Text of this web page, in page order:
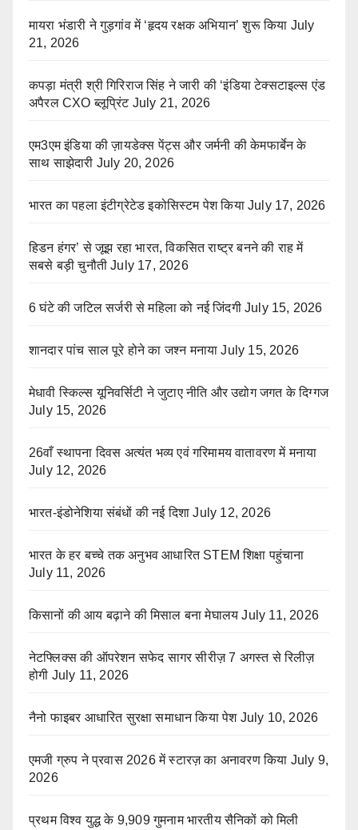
मायरा भंडारी ने गुड़गांव में ‘हृदय रक्षक अभियान’ शुरू किया July
21, 2026
कपड़ा मंत्री श्री गिरिराज सिंह ने जारी की ‘इंडिया टेक्सटाइल्स एंड
अपैरल CXO ब्लूप्रिंट July 21, 2026
एम3एम इंडिया की ज़ायडेक्स पेंट्स और जर्मनी की केमफार्बेन के
साथ साझेदारी July 20, 2026
भारत का पहला इंटीग्रेटेड इकोसिस्टम पेश किया July 17, 2026
हिडन हंगर’ से जूझ रहा भारत, विकसित राष्ट्र बनने की राह में
सबसे बड़ी चुनौती July 17, 2026
6 घंटे की जटिल सर्जरी से महिला को नई जिंदगी July 15, 2026
शानदार पांच साल पूरे होने का जश्न मनाया July 15, 2026
मेधावी स्किल्स यूनिवर्सिटी ने जुटाए नीति और उद्योग जगत के दिग्गज
July 15, 2026
26वाँ स्थापना दिवस अत्यंत भव्य एवं गरिमामय वातावरण में मनाया
July 12, 2026
भारत-इंडोनेशिया संबंधों की नई दिशा July 12, 2026
भारत के हर बच्चे तक अनुभव आधारित STEM शिक्षा पहुंचाना
July 11, 2026
किसानों की आय बढ़ाने की मिसाल बना मेघालय July 11, 2026
नेटफ्लिक्स की ऑपरेशन सफेद सागर सीरीज़ 7 अगस्त से रिलीज़
होगी July 11, 2026
नैनो फाइबर आधारित सुरक्षा समाधान किया पेश July 10, 2026
एमजी ग्रुप ने प्रवास 2026 में स्टारज़ का अनावरण किया July 9,
2026
प्रथम विश्व युद्ध के 9,909 गुमनाम भारतीय सैनिकों को मिली